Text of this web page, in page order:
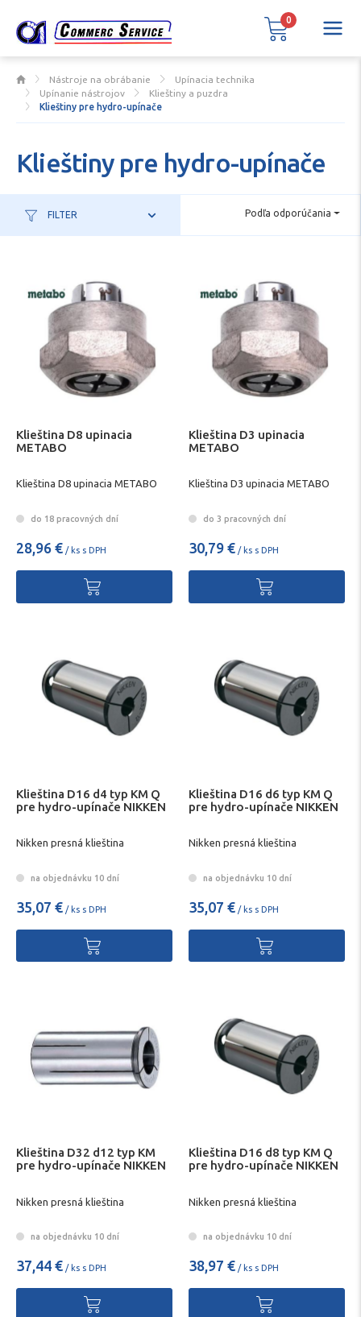
Nástroje na obrábanie
Upínacia technika
Upínanie nástrojov
Klieštiny a puzdra
Klieštiny pre hydro-upínače
Klieštiny pre hydro-upínače
FILTER Podľa odporúčania
Klieština D8 upinacia
METABO
Klieština D8 upinacia METABO
do 18 pracovných dní
28,96 € / ks s DPH
Klieština D3 upinacia
METABO
Klieština D3 upinacia METABO
do 3 pracovných dní
30,79 € / ks s DPH
Klieština D16 d4 typ KM Q
pre hydro-upínače NIKKEN
Nikken presná klieština
na objednávku 10 dní
35,07 € / ks s DPH
Klieština D16 d6 typ KM Q
pre hydro-upínače NIKKEN
Nikken presná klieština
na objednávku 10 dní
35,07 € / ks s DPH
Klieština D32 d12 typ KM
pre hydro-upínače NIKKEN
Nikken presná klieština
na objednávku 10 dní
37,44 € / ks s DPH
Klieština D16 d8 typ KM Q
pre hydro-upínače NIKKEN
Nikken presná klieština
na objednávku 10 dní
38,97 € / ks s DPH
0